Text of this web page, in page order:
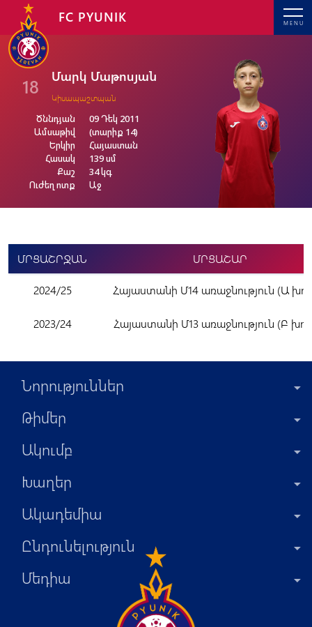
MENU
FC PYUNIK
18 Մարկ Մաթոսյան
Կիսապաշտպան
Ծննդյան
Ամսաթիվ
Երկիր
Հասակ
Քաշ
Ուժեղ ոտք
09 Դեկ 2011
(տարիք 14)
Հայաստան
139 սմ
34 կգ
Աջ
ՄՐՑԱՇՐՋԱՆ ՄՐՑԱՇԱՐ
2024/25 Հայաստանի Մ14 առաջնություն (Ա
2023/24 Հայաստանի Մ13 առաջնություն (Բ
Նորություններ
Թիմեր
Ակումբ
Խաղեր
Ակադեմիա
Ընդունելություն
Մեդիա